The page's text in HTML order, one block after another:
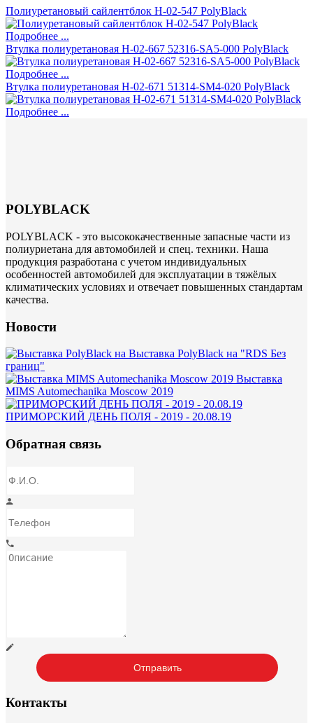
Полиуретановый сайлентблок H-02-547 PolyBlack
Подробнее ...
Втулка полиуретановая H-02-667 52316-SA5-000 PolyBlack
Подробнее ...
Втулка полиуретановая H-02-671 51314-SM4-020 PolyBlack
Подробнее ...
POLYBLACK
POLYBLACK - это высококачественные запасные части из
полиуриетана для автомобилей и спец. техники. Наша
продукция разработана с учетом индивидуальных
особенностей автомобилей для эксплуатации в тяжёлых
климатических условиях и отвечает повышенных стандартам
качества.
Новости
Выставка PolyBlack на "RDS Без
границ"
Выставка
MIMS Automechanika Moscow 2019
ПРИМОРСКИЙ ДЕНЬ ПОЛЯ - 2019 - 20.08.19
Обратная связь
Контакты